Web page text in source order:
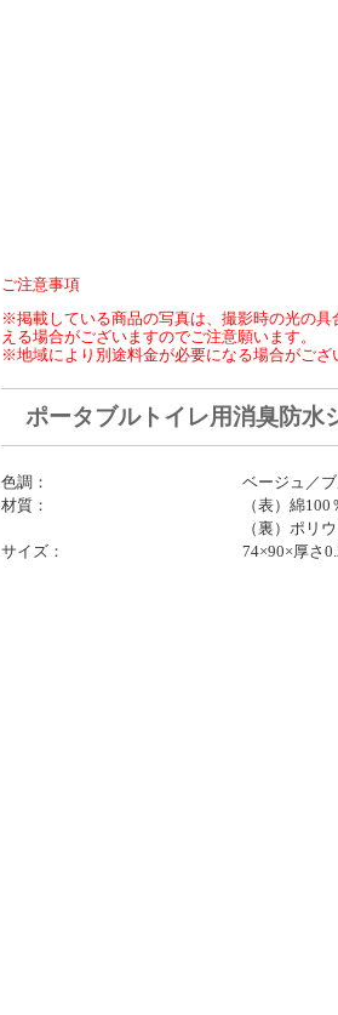
ご注意事項
※掲載している商品の写真は、撮影時の光の
える場合がございますのでご注意願います。
※地域により別途料金が必要になる場合がござ
ポータブルトイレ用消臭防水
色調：
ベージュ／
材質：
（表）綿100
（裏）ポリ
サイズ：
74×90×厚さ